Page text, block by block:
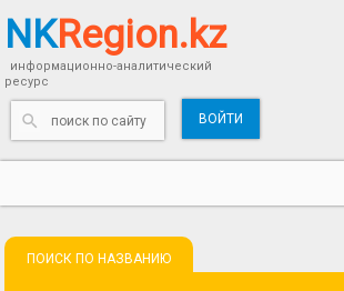
NKRegion.kz
информационно-аналитический
ресурс
ВОЙТИ
ПОИСК ПО НАЗВАНИЮ